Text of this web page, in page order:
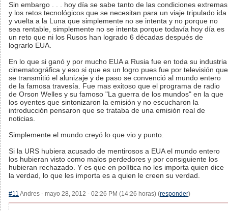
Sin embargo . . . hoy día se sabe tanto de las condiciones extremas
y los retos tecnológicos que se necesitan para un viaje tripulado ida
y vuelta a la Luna que simplemente no se intenta y no porque no
sea rentable, simplemente no se intenta porque todavía hoy día es
un reto que ni los Rusos han logrado 6 décadas después de
lograrlo EUA.
En lo que si ganó y por mucho EUA a Rusia fue en toda su industria
cinematográfica y eso si que es un logro pues fue por televisión que
se transmitió el alunizaje y de paso se convenció al mundo entero
de la famosa travesía. Fue mas exitoso que el programa de radio
de Orson Welles y su famoso "La guerra de los mundos" en la que
los oyentes que sintonizaron la emisión y no escucharon la
introducción pensaron que se trataba de una emisión real de
noticias.
Simplemente el mundo creyó lo que vio y punto.
Si la URS hubiera acusado de mentirosos a EUA el mundo entero
los hubieran visto como malos perdedores y por consiguiente los
hubieran rechazado. Y es que en política no les importa quien dice
la verdad, lo que les importa es a quien le creen su verdad.
#11 Andres - mayo 28, 2012 - 02:26 PM (14:26 horas) (responder)